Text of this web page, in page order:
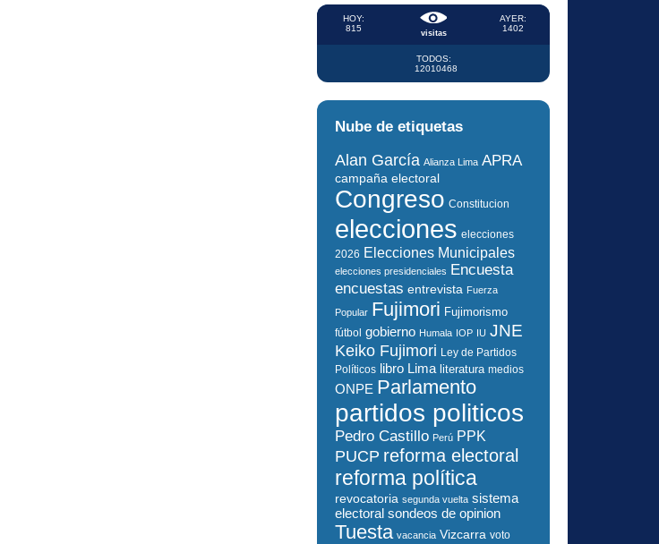
visitas
HOY:
815
AYER:
1402
TODOS:
12010468
Nube de etiquetas
Alan García Alianza Lima APRA
campaña electoral
Congreso Constitucion
elecciones elecciones
2026 Elecciones Municipales
elecciones presidenciales Encuesta
encuestas entrevista Fuerza
Popular Fujimori Fujimorismo
fútbol gobierno Humala IOP IU JNE
Keiko Fujimori Ley de Partidos
Políticos libro Lima literatura medios
ONPE Parlamento
partidos politicos
Pedro Castillo Perú PPK
PUCP reforma electoral
reforma política
revocatoria segunda vuelta sistema
electoral sondeos de opinion
Tuesta vacancia Vizcarra voto